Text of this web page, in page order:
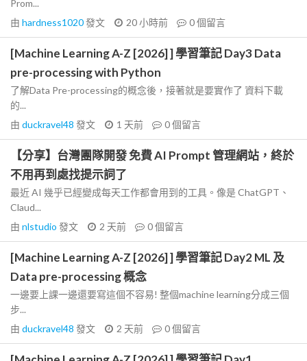
Prom...
由 hardness1020發文 20 小時前 0個留言
[Machine Learning A-Z [2026] ] 學習筆記 Day3 Data
pre-processing with Python
了解Data Pre-processing的概念後，接著就是要實作了 資料下載
的...
由 duckravel48 發文 1 天前 0個留言
【分享】台灣團隊開發 免費 AI Prompt 管理網站，終於
不用再到處找提示詞了
最近 AI 幾乎已經變成每天工作都會用到的工具。像是 ChatGPT、
Claud...
由 nlstudio 發文 2 天前 0個留言
[Machine Learning A-Z [2026] ] 學習筆記 Day2 ML 及
Data pre-processing 概念
一邊要上課一邊還要寫這個不容易! 整個machine learning分成三個
步...
由 duckravel48 發文 2 天前 0個留言